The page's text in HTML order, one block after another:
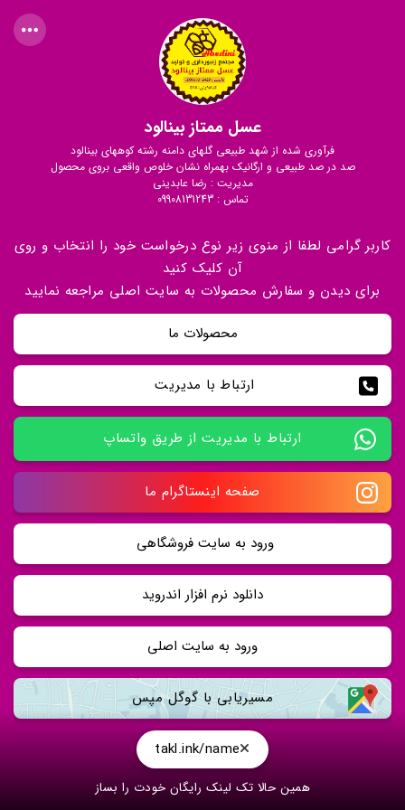
عسل ممتاز بینالود
فرآوری شده از شهد طبیعی گلهای دامنه رشته کوههای بینالود
صد در صد طبیعی و ارگانیک بهمراه نشان خلوص واقعی بروی محصول
مدیریت : رضا عابدینی
تماس : 09908131243
کاربر گرامی لطفا از منوی زیر نوع درخواست خود را انتخاب و روی
آن کلیک کنید
برای دیدن و سفارش محصولات به سایت اصلی مراجعه نمایید
محصولات ما
ارتباط با مدیریت
ارتباط با مدیریت از طریق واتساپ
صفحه اینستاگرام ما
ورود به سایت فروشگاهی
دانلود نرم افزار اندروید
ورود به سایت اصلی
مسیریابی با گوگل مپس
takl.ink/name
همین حالا تک لینک رایگان خودت را بساز